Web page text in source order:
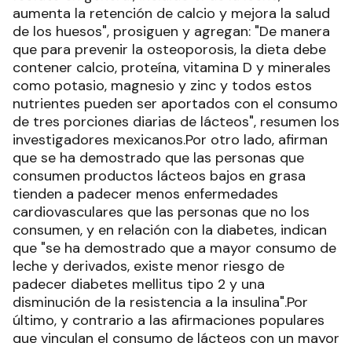
aumenta la retención de calcio y mejora la salud
de los huesos", prosiguen y agregan: "De manera
que para prevenir la osteoporosis, la dieta debe
contener calcio, proteína, vitamina D y minerales
como potasio, magnesio y zinc y todos estos
nutrientes pueden ser aportados con el consumo
de tres porciones diarias de lácteos", resumen los
investigadores mexicanos.Por otro lado, afirman
que se ha demostrado que las personas que
consumen productos lácteos bajos en grasa
tienden a padecer menos enfermedades
cardiovasculares que las personas que no los
consumen, y en relación con la diabetes, indican
que "se ha demostrado que a mayor consumo de
leche y derivados, existe menor riesgo de
padecer diabetes mellitus tipo 2 y una
disminución de la resistencia a la insulina".Por
último, y contrario a las afirmaciones populares
que vinculan el consumo de lácteos con un mayor